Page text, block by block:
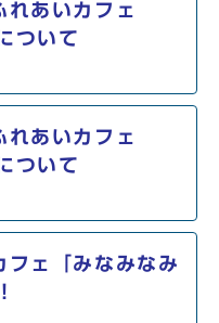
あいカフェ
ついて
あいカフェ
ついて
ェ「みなみなみ